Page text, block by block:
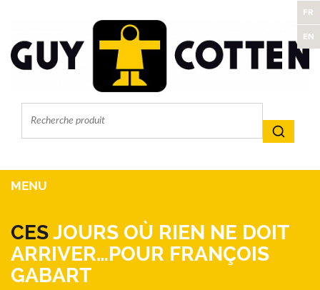
FR
EN
MENU
CESJOURS OÙ RIEN NE DOIT
ARRIVER…POUR FRANÇOIS
GABART